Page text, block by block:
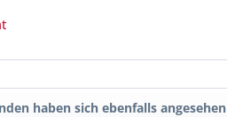
haben sich ebenfalls angesehen